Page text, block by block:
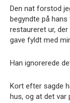
Den nat forstod
begyndte på
restaureret ur,
gave fyldt med
Han ignorerede
Kort efter sagde
hus, og at det var